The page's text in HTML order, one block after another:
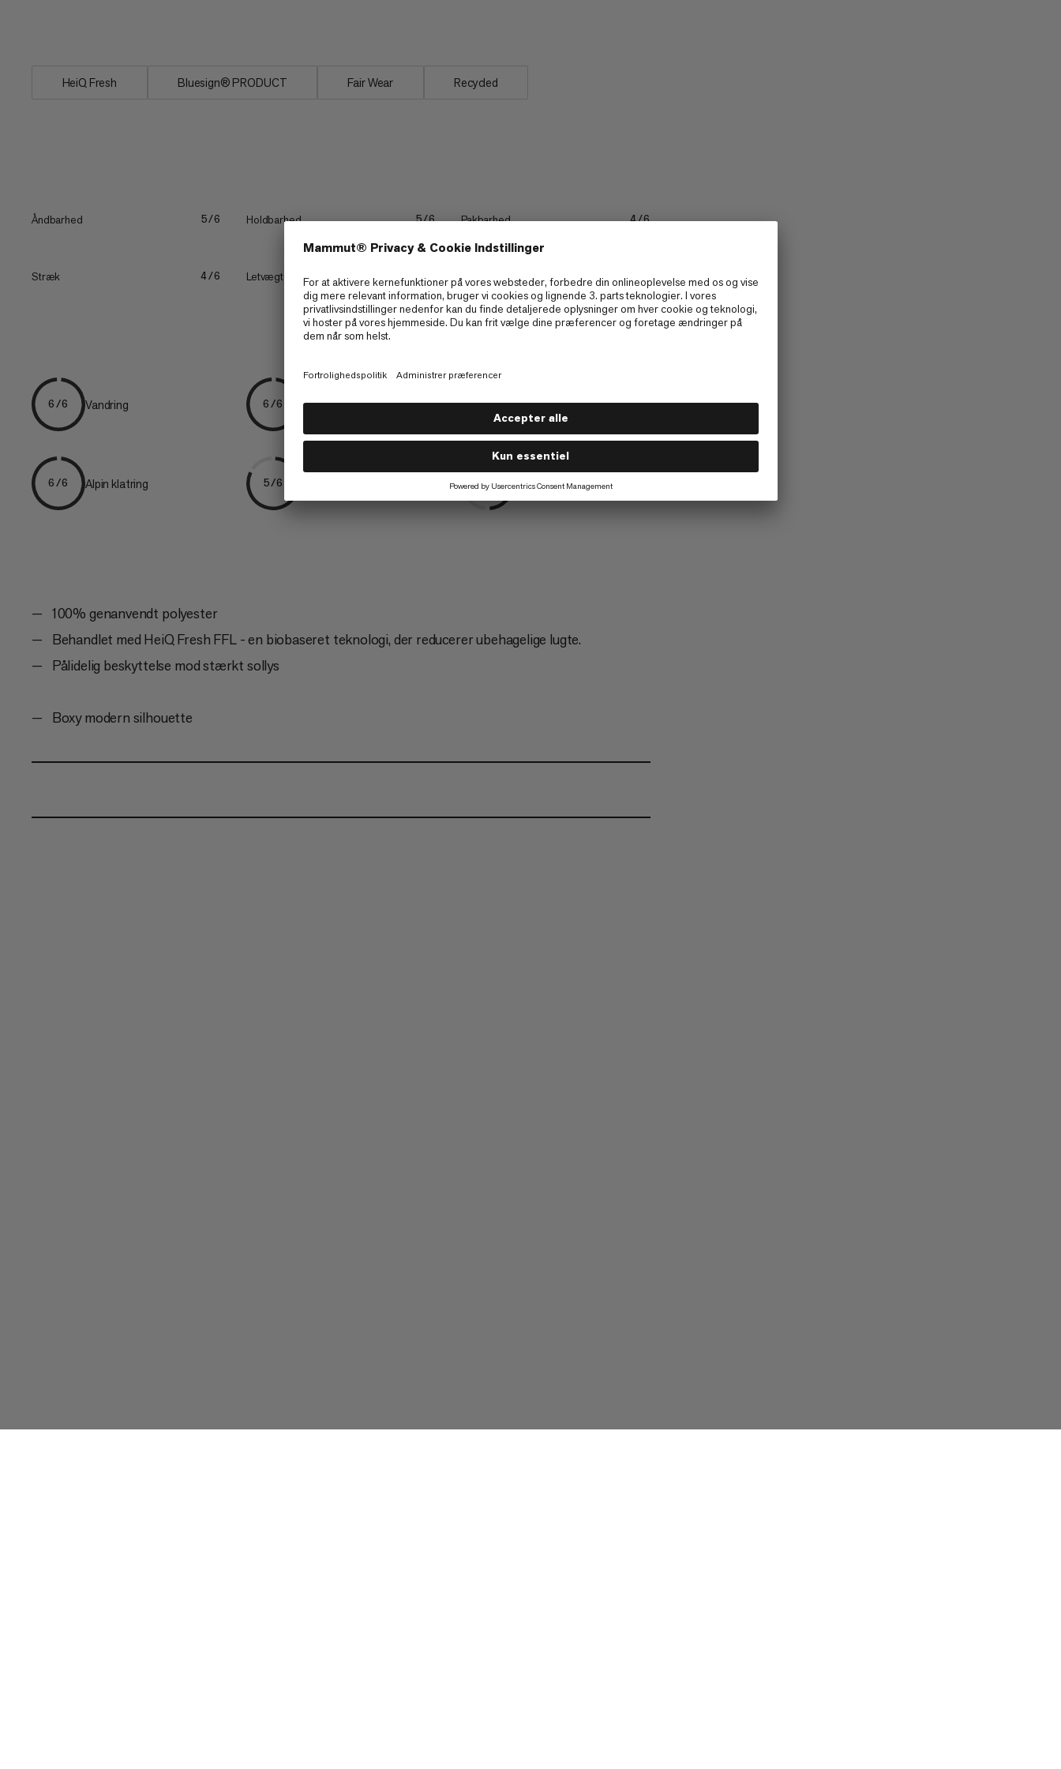
HeiQ Fresh Bluesign® PRODUCT Fair Wear Recycled
Åndbarhed 5/6 Holdbarhed 5/6 Pakbarhed 4/6
Stræk 4/6 Letvægt 4/6 Hurtigtørrende
6/6 Vandring 6/6 Bjergbestigning 6/6 Skiture
6/6 Alpin klatring 5/6 3/6 Klatring
100% genanvendt polyester
Behandlet med HeiQ Fresh FFL - en biobaseret teknologi, der reducerer ubehagelige lugte.
Pålidelig beskyttelse mod stærkt sollys
Boxy modern silhouette
Selun FL Cap Sleeve Top Women